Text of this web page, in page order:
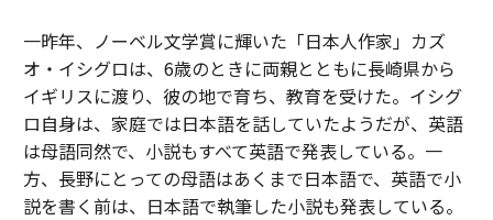
一昨年、ノーベル文学賞に輝いた「日本人作家」カズ
オ・イシグロは、6歳のときに両親とともに長崎県から
イギリスに渡り、彼の地で育ち、教育を受けた。イシグ
ロ自身は、家庭では日本語を話していたようだが、英語
は母語同然で、小説もすべて英語で発表している。一
方、長野にとっての母語はあくまで日本語で、英語で小
説を書く前は、日本語で執筆した小説も発表している。